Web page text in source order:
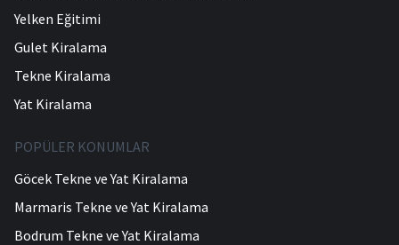
Yelken Eğitimi
Gulet Kiralama
Tekne Kiralama
Yat Kiralama
POPÜLER KONUMLAR
Göcek Tekne ve Yat Kiralama
Marmaris Tekne ve Yat Kiralama
Bodrum Tekne ve Yat Kiralama